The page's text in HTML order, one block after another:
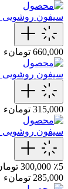
سیفون روشویی
660,000 تومانء
سیفون روشویی
315,000 تومانء
سیفون روشویی
٪5 300,000 تومانء
285,000 تومانء